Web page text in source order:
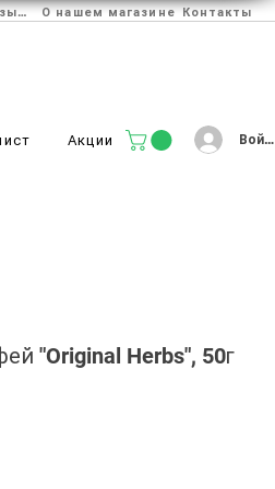
Отзывы О нашем магазине Контакты
Акции Войти
"Original Herbs", 50г